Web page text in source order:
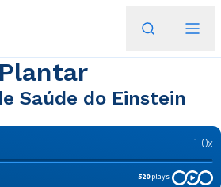
Saúde do Einstein